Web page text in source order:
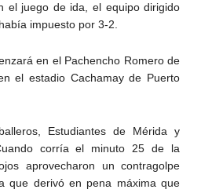
el juego de ida, el equipo dirigido
impuesto por 3-2.
en el Pachencho Romero de
el estadio Cachamay de Puerto
Estudiantes de Mérida y
corría el minuto 25 de la
aprovecharon un contragolpe
que derivó en pena máxima que